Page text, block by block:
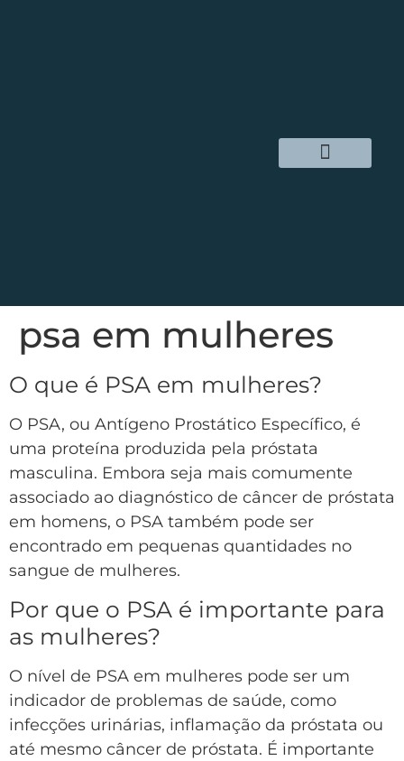
psa em mulheres
O que é PSA em mulheres?
O PSA, ou Antígeno Prostático Específico, é
uma proteína produzida pela próstata
masculina. Embora seja mais comumente
associado ao diagnóstico de câncer de próstata
em homens, o PSA também pode ser
encontrado em pequenas quantidades no
sangue de mulheres.
Por que o PSA é importante para
as mulheres?
O nível de PSA em mulheres pode ser um
indicador de problemas de saúde, como
infecções urinárias, inflamação da próstata ou
até mesmo câncer de próstata. É importante